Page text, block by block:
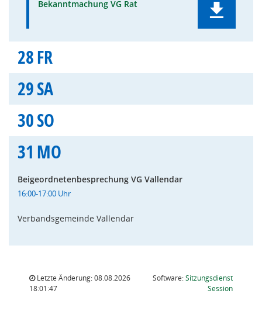
Bekanntmachung VG Rat
28FR
29SA
30SO
31 MO
Beigeordnetenbesprechung VG Vallendar
16:00-17:00 Uhr
Verbandsgemeinde Vallendar
Letzte Änderung: 08.08.2026
18:01:47
Software:Sitzungsdienst
Session(Wird in